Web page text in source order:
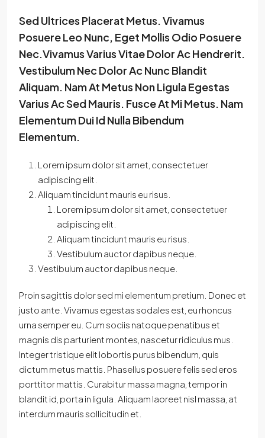
Sed Ultrices Placerat Metus. Vivamus
Posuere Leo Nunc, Eget Mollis Odio Posuere
Nec.Vivamus Varius Vitae Dolor Ac Hendrerit.
Vestibulum Nec Dolor Ac Nunc Blandit
Aliquam. Nam At Metus Non Ligula Egestas
Varius Ac Sed Mauris. Fusce At Mi Metus. Nam
Elementum Dui Id Nulla Bibendum
Elementum.
Lorem ipsum dolor sit amet, consectetuer
adipiscing elit.
Aliquam tincidunt mauris eu risus.
Lorem ipsum dolor sit amet, consectetuer
adipiscing elit.
Aliquam tincidunt mauris eu risus.
Vestibulum auctor dapibus neque.
Vestibulum auctor dapibus neque.
Proin sagittis dolor sed mi elementum pretium. Donec et
justo ante. Vivamus egestas sodales est, eu rhoncus
urna semper eu. Cum sociis natoque penatibus et
magnis dis parturient montes, nascetur ridiculus mus.
Integer tristique elit lobortis purus bibendum, quis
dictum metus mattis. Phasellus posuere felis sed eros
porttitor mattis. Curabitur massa magna, tempor in
blandit id, porta in ligula. Aliquam laoreet nisl massa, at
interdum mauris sollicitudin et.